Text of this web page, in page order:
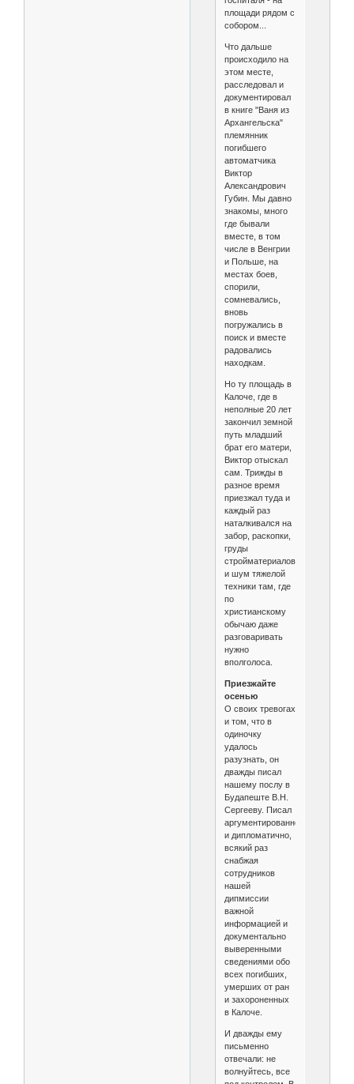
площади рядом с
собором...
Что дальше
происходило на
этом месте,
расследовал и
документировал
в книге "Ваня из
Архангельска"
племянник
погибшего
автоматчика
Виктор
Александрович
Губин. Мы давно
знакомы, много
где бывали
вместе, в том
числе в Венгрии
и Польше, на
местах боев,
спорили,
сомневались,
вновь
погружались в
поиск и вместе
радовались
находкам.
Но ту площадь в
Калоче, где в
неполные 20 лет
закончил земной
путь младший
брат его матери,
Виктор отыскал
сам. Трижды в
разное время
приезжал туда и
каждый раз
наталкивался на
забор, раскопки,
груды
стройматериалов
и шум тяжелой
техники там, где
по
христианскому
обычаю даже
разговаривать
нужно
вполголоса.
Приезжайте
осенью
О своих тревогах
и том, что в
одиночку
удалось
разузнать, он
дважды писал
нашему послу в
Будапеште В.Н.
Сергееву. Писал
аргументированно
и дипломатично,
всякий раз
снабжая
сотрудников
нашей
дипмиссии
важной
информацией и
документально
выверенными
сведениями обо
всех погибших,
умерших от ран
и захороненных
в Калоче.
И дважды ему
письменно
отвечали: не
волнуйтесь, все